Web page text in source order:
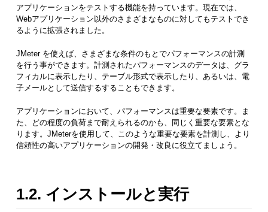
アプリケーションをテストする機能を持っています。現在では、
Webアプリケーション以外のさまざまなものに対してもテストでき
るように拡張されました。
JMeter を使えば、さまざまな条件のもとでパフォーマンスの計測
を行う事ができます。計測されたパフォーマンスのデータは、グラ
フィカルに表示したり、テーブル形式で表示したり、あるいは、電
子メールとして送信するすることもできます。
アプリケーションにおいて、パフォーマンスは重要な要素です。ま
た、どの程度の負荷まで耐えられるのかも、同じく重要な要素とな
ります。JMeterを使用して、このような重要な要素を計測し、より
信頼性の高いアプリケーションの開発・改良に役立てましょう。
1.2. インストールと実行